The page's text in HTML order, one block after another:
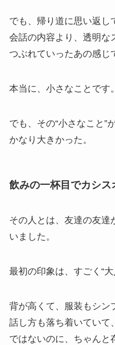
でも、帰り道に思い返し
会話の内容より、透明な
つぶれていったあの感じ
本当に、小さなことです。
でも、その“小さなこと”
かなり大きかった。
飲みの一杯目でカシス
その人とは、友達の友達
いました。
最初の印象は、すごく“大
背が高くて、服装もシン
話し方も落ち着いていて
ではないのに、ちゃんと